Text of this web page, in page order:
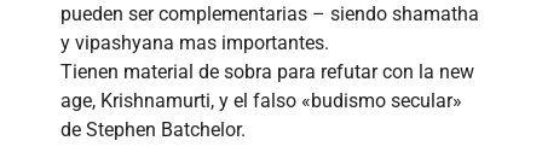
pueden ser complementarias – siendo shamatha
y vipashyana mas importantes.
Tienen material de sobra para refutar con la new
age, Krishnamurti, y el falso «budismo secular»
de Stephen Batchelor.